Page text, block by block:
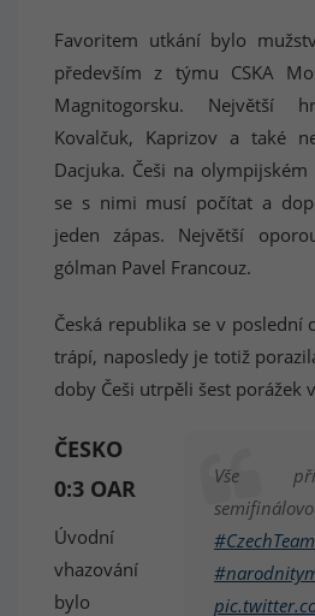
Favoritem utkání bylo
především z týmu CSKA
Magnitogorsku. Největší
Kovalčuk, Kaprizov a také
Dacjuka. Češi na
se s nimi musí počítat a
jeden zápas. Největší
gólman Pavel Francouz.
Česká republika se v poslední
trápí, naposledy je totiž
doby Češi utrpěli šest porážek
Vše
#CzechTeam
ČESKO
0:3 OAR
Úvodní
vhazování
bylo